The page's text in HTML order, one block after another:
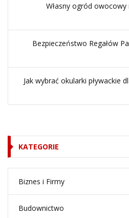
Własny ogród owocowy
Bezpieczeństwo Regałów
Jak wybrać okularki pływackie
KATEGORIE
Biznes i Firmy
Budownictwo